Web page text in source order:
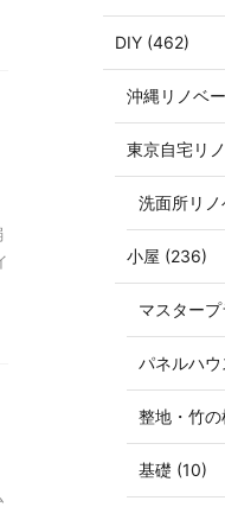
DIY (462)
沖縄リノベ
東京自宅リ
洗面所リ
小屋 (236)
マスター
パネルハ
整地・竹
基礎 (10)